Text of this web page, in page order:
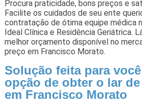
Procura praticidade, bons preços e
Facilite os cuidados de seu ente
contratação de ótima equipe médica
Ideal Clínica e Residência Geriátrica.
melhor orçamento disponível no
preço em Francisco Morato.
Solução feita para
opção de obter o lar
em Francisco Morato